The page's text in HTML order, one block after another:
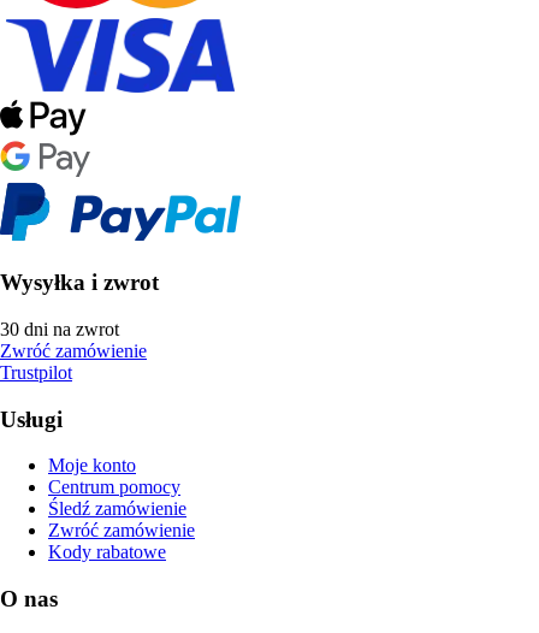
Wysyłka i zwrot
30 dni na zwrot
Zwróć zamówienie
Trustpilot
Usługi
Moje konto
Centrum pomocy
Śledź zamówienie
Zwróć zamówienie
Kody rabatowe
O nas